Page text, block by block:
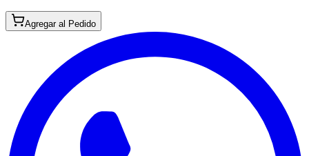
Agregar al Pedido